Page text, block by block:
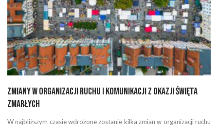
Zmiany w organizacji ruchu i komunikacji z okazji Święta
Zmarłych
W najbliższym czasie wdrożone zostanie kilka zmian w organizacji ruchu